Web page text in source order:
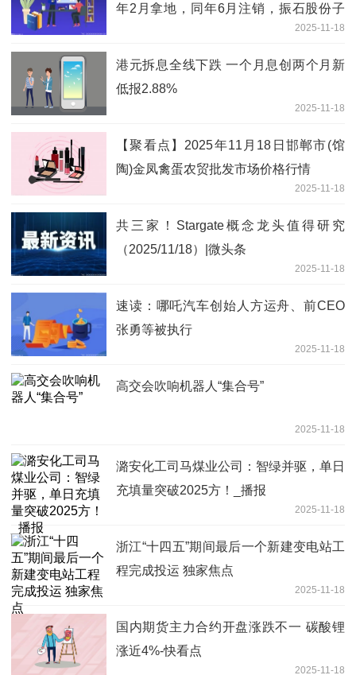
年2月拿地，同年6月注销，振石股份子
公司--振石华美8月拿了相邻地块，两地
块登记在振石华美名下
2025-11-18
港元拆息全线下跌 一个月息创两个月新
低报2.88%
2025-11-18
【聚看点】2025年11月18日邯郸市(馆
陶)金凤禽蛋农贸批发市场价格行情
2025-11-18
共三家！Stargate概念龙头值得研究
（2025/11/18）|微头条
2025-11-18
速读：哪吒汽车创始人方运舟、前CEO
张勇等被执行
2025-11-18
高交会吹响机器人“集合号”
2025-11-18
潞安化工司马煤业公司：智绿并驱，单日
充填量突破2025方！_播报
2025-11-18
浙江“十四五”期间最后一个新建变电站工
程完成投运 独家焦点
2025-11-18
国内期货主力合约开盘涨跌不一 碳酸锂
涨近4%-快看点
2025-11-18